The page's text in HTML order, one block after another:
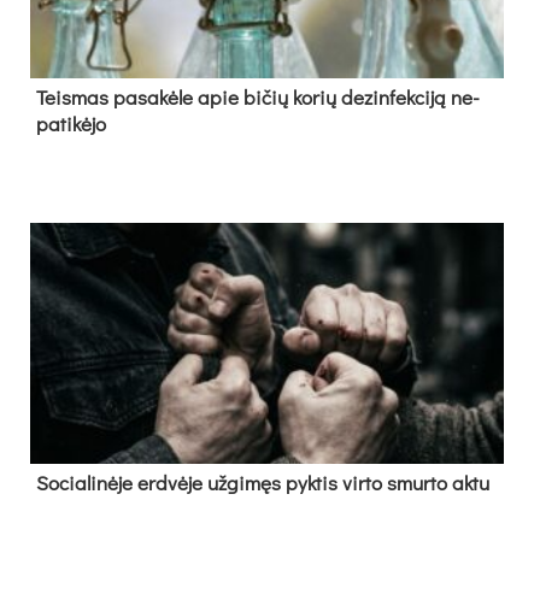
Teis­mas pa­sa­kė­le apie bi­čių ko­rių de­zin­fek­ci­ją ne­
pa­ti­kė­jo
So­cia­li­nė­je erd­vė­je už­gi­męs pyk­tis vir­to smur­to ak­tu